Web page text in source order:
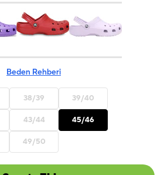
Beden Rehberi
38/39 39/40
43/44 45/46
49/50